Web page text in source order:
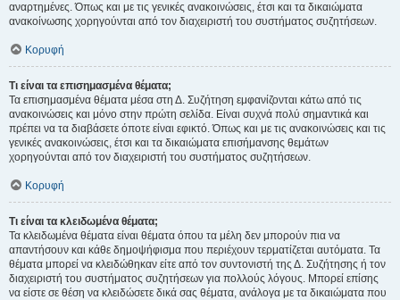
αναρτημένες. Όπως και με τις γενικές ανακοινώσεις, έτσι και τα δικαιώματα
ανακοίνωσης χορηγούνται από τον διαχειριστή του συστήματος συζητήσεων.
Κορυφή
Τι είναι τα επισημασμένα θέματα;
Τα επισημασμένα θέματα μέσα στη Δ. Συζήτηση εμφανίζονται κάτω από τις
ανακοινώσεις και μόνο στην πρώτη σελίδα. Είναι συχνά πολύ σημαντικά και
πρέπει να τα διαβάσετε όποτε είναι εφικτό. Όπως και με τις ανακοινώσεις και τις
γενικές ανακοινώσεις, έτσι και τα δικαιώματα επισήμανσης θεμάτων
χορηγούνται από τον διαχειριστή του συστήματος συζητήσεων.
Κορυφή
Τι είναι τα κλειδωμένα θέματα;
Τα κλειδωμένα θέματα είναι θέματα όπου τα μέλη δεν μπορούν πια να
απαντήσουν και κάθε δημοψήφισμα που περιέχουν τερματίζεται αυτόματα. Τα
θέματα μπορεί να κλειδώθηκαν είτε από τον συντονιστή της Δ. Συζήτησης ή τον
διαχειριστή του συστήματος συζητήσεων για πολλούς λόγους. Μπορεί επίσης
να είστε σε θέση να κλειδώσετε δικά σας θέματα, ανάλογα με τα δικαιώματα που